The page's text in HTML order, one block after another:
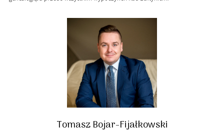
Tomasz Bojar-Fijałkowski